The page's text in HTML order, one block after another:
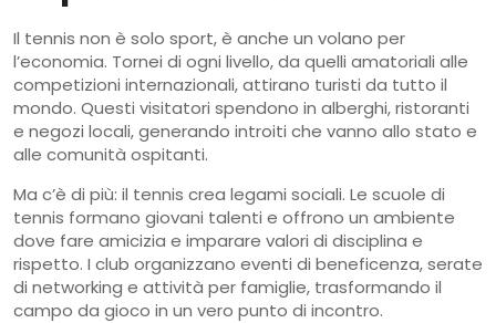
Il tennis non è solo sport, è anche un volano per
l’economia. Tornei di ogni livello, da quelli amatoriali alle
competizioni internazionali, attirano turisti da tutto il
mondo. Questi visitatori spendono in alberghi, ristoranti
e negozi locali, generando introiti che vanno allo stato e
alle comunità ospitanti.
Ma c’è di più: il tennis crea legami sociali. Le scuole di
tennis formano giovani talenti e offrono un ambiente
dove fare amicizia e imparare valori di disciplina e
rispetto. I club organizzano eventi di beneficenza, serate
di networking e attività per famiglie, trasformando il
campo da gioco in un vero punto di incontro.